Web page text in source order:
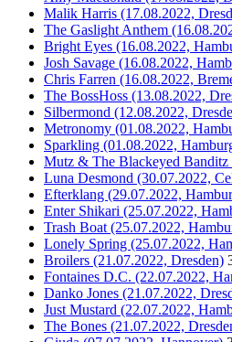
Malik Harris (17.08.2022,
The Gaslight Anthem
Bright Eyes (16.08.2022,
Josh Savage (16.08.2022,
Chris Farren (16.08.2022,
The BossHoss (13.08.2022,
Silbermond (12.08.2022,
Metronomy (01.08.2022,
Sparkling (01.08.2022,
Mutz & The Blackeyed Banditz
Luna Desmond (30.07.2022,
Efterklang (29.07.2022,
Enter Shikari (25.07.2022,
Trash Boat (25.07.2022,
Lonely Spring (25.07.2022,
Broilers (21.07.2022, Dresden)
Fontaines D.C. (22.07.2022,
Danko Jones (21.07.2022,
Just Mustard (22.07.2022,
The Bones (21.07.2022,